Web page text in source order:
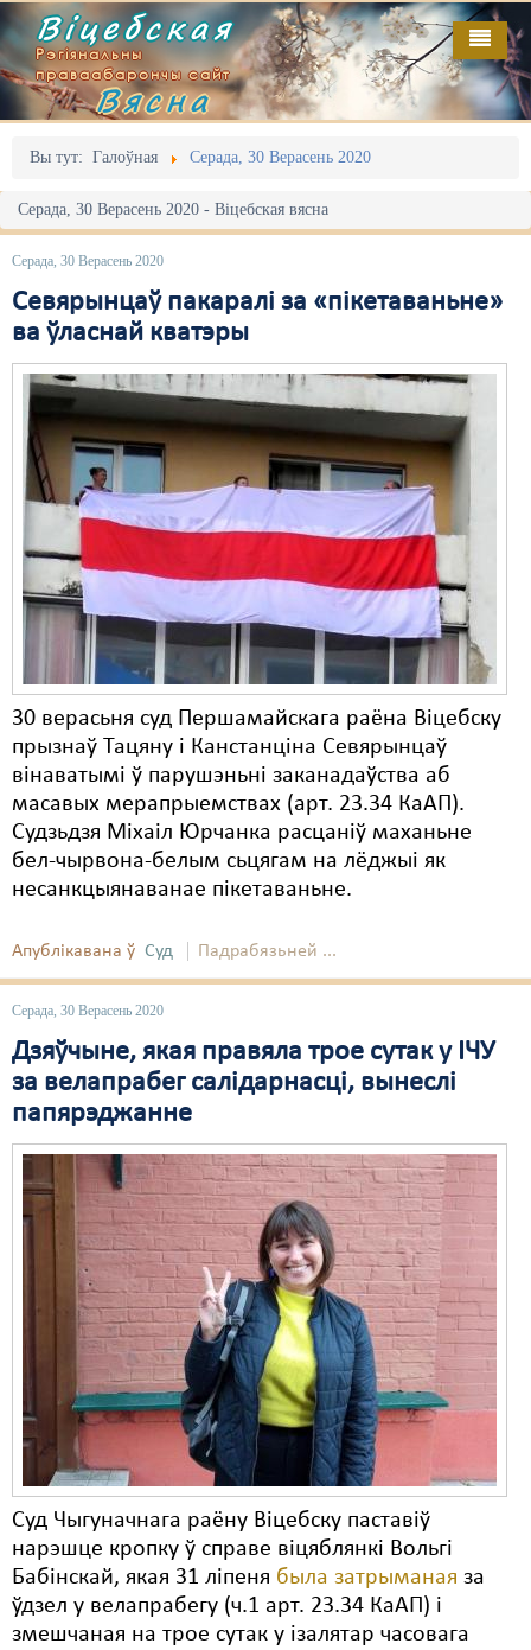
Віцебская
Рэгіянальны
праваабарончы сайт
Вясна
Вы тут: Галоўная Серада, 30 Верасень 2020
Серада, 30 Верасень 2020 - Віцебская вясна
Серада, 30 Верасень 2020
Севярынцаў пакаралі за «пікетаваньне»
ва ўласнай кватэры
30 верасьня суд Першамайскага раёна Віцебску
прызнаў Тацяну і Канстанціна Севярынцаў
вінаватымі ў парушэньні заканадаўства аб
масавых мерапрыемствах (арт. 23.34 КаАП).
Судзьдзя Міхаіл Юрчанка расцаніў маханьне
бел-чырвона-белым сьцягам на лёджыі як
несанкцыянаванае пікетаваньне.
Апублікавана ў Суд Падрабязьней ...
Серада, 30 Верасень 2020
Дзяўчыне, якая правяла трое сутак у ІЧУ
за велапрабег салідарнасці, вынеслі
папярэджанне
Суд Чыгуначнага раёну Віцебску паставіў
нарэшце кропку ў справе віцяблянкі Вольгі
Бабінскай, якая 31 ліпеня была затрыманая за
ўдзел у велапрабегу (ч.1 арт. 23.34 КаАП) і
змешчаная на трое сутак у ізалятар часовага
Галоўная
Адміністрацыйны перасьлед
Акцыі
Выбары
Грамадзянскія ініцыятывы
Дзяржава
Дыскрымінацыя
Затрыманьні
Карная псыхіятрыя
КПЧ ААН
Культурныя правы
ЛПП
Мігранты
Мірныя сходы
Праваабаронцы
Пэнітэнцыярная сыстэма
Распальваньне варожасьці
Рознае
Свабода слова
Свабода сумленьня
Суд
Сьмяротнае пакараньне
Экалёгія
Правы працоўных
Сацыяльныя правы
Выданьні
Відэа
Пра нас
RSS